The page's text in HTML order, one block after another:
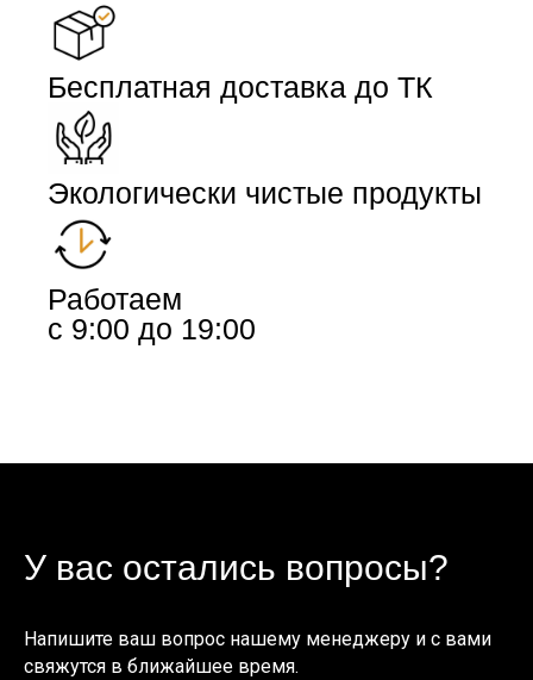
Бесплатная доставка до ТК
Экологически чистые продукты
Работаем
с 9:00 до 19:00
У вас остались вопросы?
Напишите ваш вопрос нашему менеджеру и с вами
свяжутся в ближайшее время.